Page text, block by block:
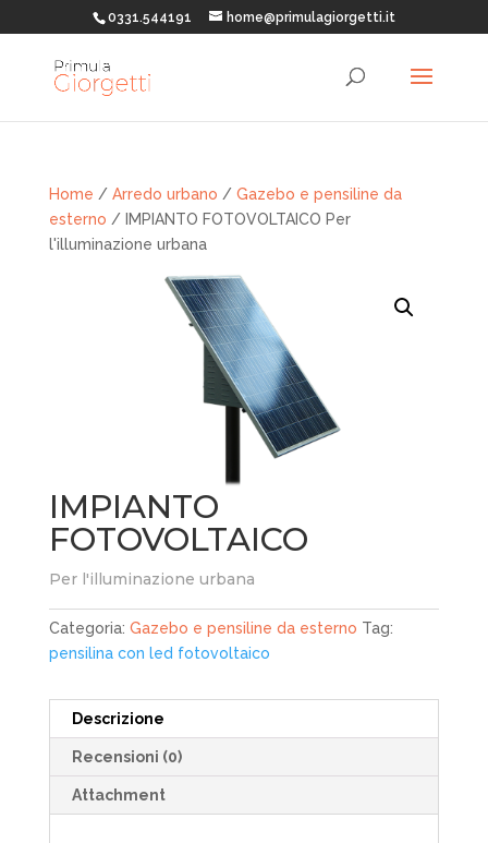
0331.544191 home@primulagiorgetti.it
Home / Arredo urbano / Gazebo e pensiline da
esterno / IMPIANTO FOTOVOLTAICO Per
l'illuminazione urbana
IMPIANTO
FOTOVOLTAICO
Per l'illuminazione urbana
Categoria: Gazebo e pensiline da esterno Tag:
pensilina con led fotovoltaico
Descrizione
Recensioni (0)
Attachment